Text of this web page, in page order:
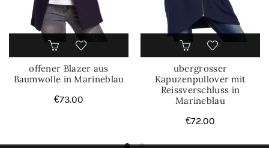
offener Blazer aus
Baumwolle in Marineblau
€73.00
ubergrosser
Kapuzenpullover mit
Reissverschluss in
Marineblau
€72.00